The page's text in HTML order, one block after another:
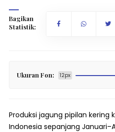
Bagikan
Statistik:
Ukuran Fon: 12px
Produksi jagung pipilan kering
Indonesia sepanjang